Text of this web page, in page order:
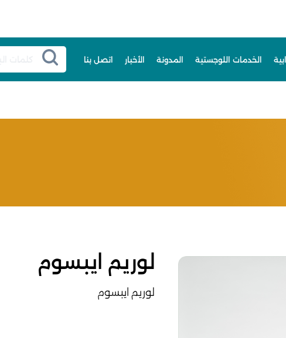
الخدمات اللوجستية المدونة الأخبار اتصل بنا
لوريم ايبسوم
لوريم ايبسوم